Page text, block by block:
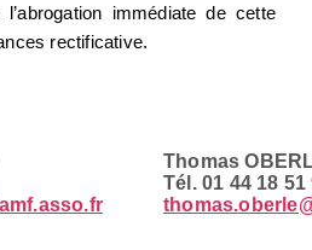
immédiate de cette
rectificative.
Thomas
Tél. 01 44 18 51